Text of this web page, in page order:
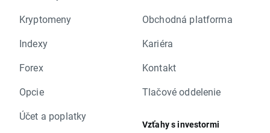
Kryptomeny
Indexy
Forex
Opcie
Účet a poplatky
Obchodná platforma
Kariéra
Kontakt
Tlačové oddelenie
Vzťahy s investormi